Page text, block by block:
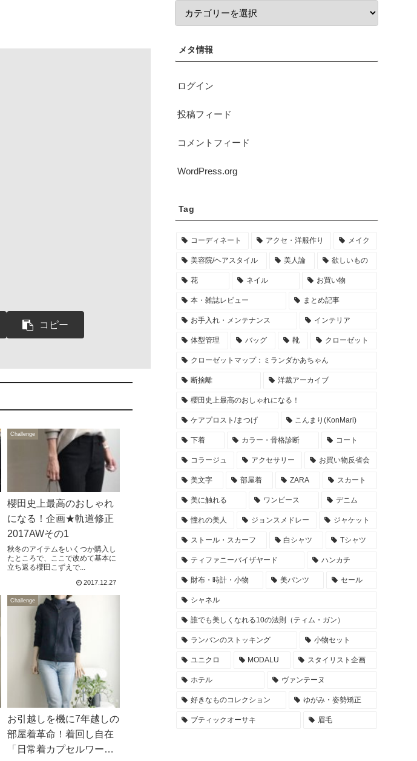
コピー
Challenge
櫻田史上最高のおしゃれ
になる！企画★軌道修正
2017AWその1
秋冬のアイテムをいくつか購入し
たところで、ここで改めて基本に
立ち返る櫻田こずえで...
2017.12.27
Challenge
お引越しを機に7年越しの
部屋着革命！着回し自在
「日常着カプセルワード
メタ情報
ログイン
投稿フィード
コメントフィード
WordPress.org
Tag
コーディネート アクセ・洋服作り メイク
美容院/ヘアスタイル 美人論 欲しいもの
花 ネイル お買い物
本・雑誌レビュー まとめ記事
お手入れ・メンテナンス インテリア
体型管理 バッグ 靴 クローゼット
クローゼットマップ：ミランダかあちゃん
断捨離 洋裁アーカイブ
櫻田史上最高のおしゃれになる！
ケアプロスト/まつげ こんまり(KonMari)
下着 カラー・骨格診断 コート
コラージュ アクセサリー お買い物反省会
美文字 部屋着 ZARA スカート
美に触れる ワンピース デニム
憧れの美人 ジョンスメドレー ジャケット
ストール・スカーフ 白シャツ Tシャツ
ティファニーバイザヤード ハンカチ
財布・時計・小物 美パンツ セール
シャネル
誰でも美しくなれる10の法則（ティム・ガン）
ランバンのストッキング 小物セット
ユニクロ MODALU スタイリスト企画
ホテル ヴァンテーヌ
好きなものコレクション ゆがみ・姿勢矯正
ブティックオーサキ 眉毛